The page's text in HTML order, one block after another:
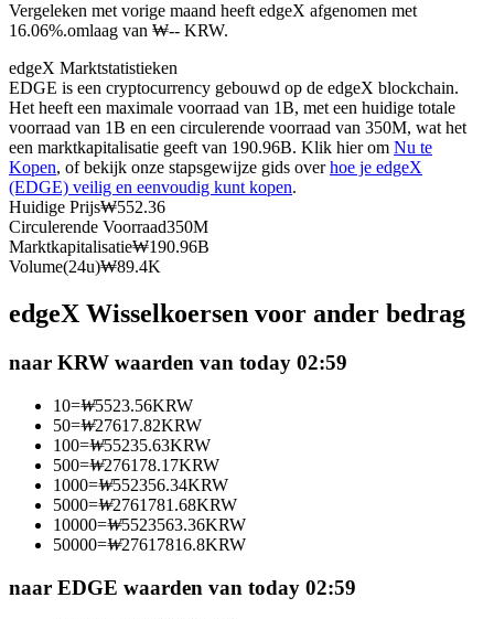
Futures met USDC als onderpand
Kopiëren Handel
Word een Copy Trader
Vergeleken met vorige maand heeft edgeX afgenomen met
16.06%.omlaag van ₩-- KRW.
edgeX Marktstatistieken
EDGE is een cryptocurrency gebouwd op de edgeX blockchain.
Het heeft een maximale voorraad van 1B, met een huidige totale
voorraad van 1B en een circulerende voorraad van 350M, wat het
een marktkapitalisatie geeft van 190.96B. Klik hier om Nu te
Kopen, of bekijk onze stapsgewijze gids overhoe je edgeX
(EDGE) veilig en eenvoudig kunt kopen.
Huidige Prijs₩552.36
Circulerende Voorraad350M
Marktkapitalisatie₩190.96B
Volume(24u)₩89.4K
edgeX Wisselkoersen voor ander bedrag
naar KRW waarden van today 02:59
10=₩5523.56KRW
50=₩27617.82KRW
100=₩55235.63KRW
500=₩276178.17KRW
1000=₩552356.34KRW
5000=₩2761781.68KRW
10000=₩5523563.36KRW
50000=₩27617816.8KRW
naar EDGE waarden van today 02:59